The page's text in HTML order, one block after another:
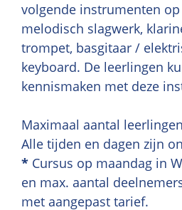
volgende instrumenten
melodisch slagwerk,
trompet, basgitaar /
keyboard. De leerlingen
kennismaken met deze
Maximaal aantal
Alle tijden en dagen zijn
* Cursus op maandag in
en max. aantal
met aangepast tarief.